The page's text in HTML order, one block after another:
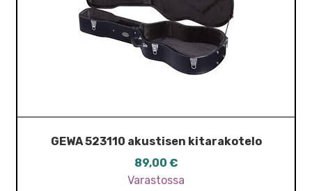
GEWA 523110 akustisen kitarakotelo
89,00 €
Varastossa